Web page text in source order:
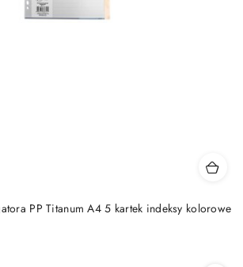
PP Titanum A4 5 kartek indeksy kolorowe